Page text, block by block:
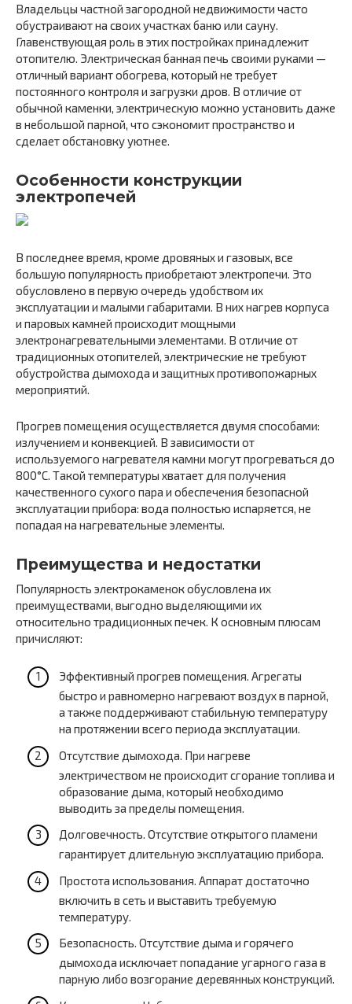
Владельцы частной загородной недвижимости часто
обустраивают на своих участках баню или сауну.
Главенствующая роль в этих постройках принадлежит
отопителю. Электрическая банная печь своими руками —
отличный вариант обогрева, который не требует
постоянного контроля и загрузки дров. В отличие от
обычной каменки, электрическую можно установить даже
в небольшой парной, что сэкономит пространство и
сделает обстановку уютнее.
Особенности конструкции
электропечей
В последнее время, кроме дровяных и газовых, все
большую популярность приобретают электропечи. Это
обусловлено в первую очередь удобством их
эксплуатации и малыми габаритами. В них нагрев корпуса
и паровых камней происходит мощными
электронагревательными элементами. В отличие от
традиционных отопителей, электрические не требуют
обустройства дымохода и защитных противопожарных
мероприятий.
Прогрев помещения осуществляется двумя способами:
излучением и конвекцией. В зависимости от
используемого нагревателя камни могут прогреваться до
800°C. Такой температуры хватает для получения
качественного сухого пара и обеспечения безопасной
эксплуатации прибора: вода полностью испаряется, не
попадая на нагревательные элементы.
Преимущества и недостатки
Популярность электрокаменок обусловлена их
преимуществами, выгодно выделяющими их
относительно традиционных печек. К основным плюсам
причисляют:
Эффективный прогрев помещения. Агрегаты
быстро и равномерно нагревают воздух в парной,
а также поддерживают стабильную температуру
на протяжении всего периода эксплуатации.
Отсутствие дымохода. При нагреве
электричеством не происходит сгорание топлива и
образование дыма, который необходимо
выводить за пределы помещения.
Долговечность. Отсутствие открытого пламени
гарантирует длительную эксплуатацию прибора.
Простота использования. Аппарат достаточно
включить в сеть и выставить требуемую
температуру.
Безопасность. Отсутствие дыма и горячего
дымохода исключает попадание угарного газа в
парную либо возгорание деревянных конструкций.